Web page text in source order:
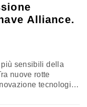
Alliance.
più sensibili della
nuove rotte
tecnologica